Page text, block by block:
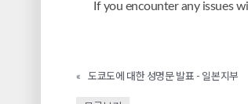
If you encounter any issues
« 도쿄도에 대한 성명문 발표 - 일본지부